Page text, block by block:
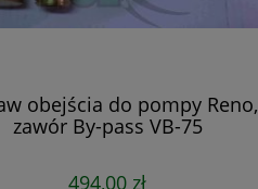
obejścia do pompy Reno,
zawór By-pass VB-75
494,00 zł